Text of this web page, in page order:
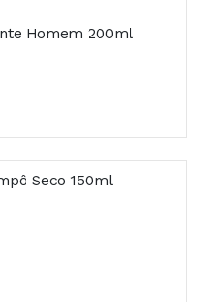
Homem 200ml